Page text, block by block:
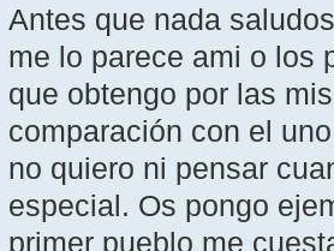
Antes que nada
me lo parece ami o los
que obtengo por las
comparación con el
no quiero ni pensar
especial. Os pongo
primer pueblo me